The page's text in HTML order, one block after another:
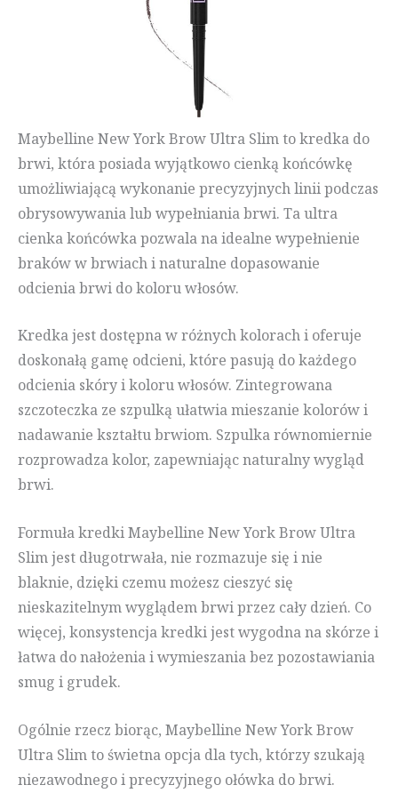
Maybelline New York Brow Ultra Slim to kredka do
brwi, która posiada wyjątkowo cienką końcówkę
umożliwiającą wykonanie precyzyjnych linii podczas
obrysowywania lub wypełniania brwi. Ta ultra
cienka końcówka pozwala na idealne wypełnienie
braków w brwiach i naturalne dopasowanie
odcienia brwi do koloru włosów.
Kredka jest dostępna w różnych kolorach i oferuje
doskonałą gamę odcieni, które pasują do każdego
odcienia skóry i koloru włosów. Zintegrowana
szczoteczka ze szpulką ułatwia mieszanie kolorów i
nadawanie kształtu brwiom. Szpulka równomiernie
rozprowadza kolor, zapewniając naturalny wygląd
brwi.
Formuła kredki Maybelline New York Brow Ultra
Slim jest długotrwała, nie rozmazuje się i nie
blaknie, dzięki czemu możesz cieszyć się
nieskazitelnym wyglądem brwi przez cały dzień. Co
więcej, konsystencja kredki jest wygodna na skórze i
łatwa do nałożenia i wymieszania bez pozostawiania
smug i grudek.
Ogólnie rzecz biorąc, Maybelline New York Brow
Ultra Slim to świetna opcja dla tych, którzy szukają
niezawodnego i precyzyjnego ołówka do brwi.